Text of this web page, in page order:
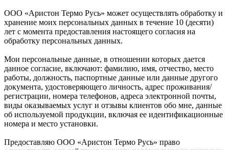
ООО «Аристон Термо Русь» может осуществлять обработку и
хранение моих персональных данных в течение 10 (десяти)
лет с момента предоставления настоящего согласия на
обработку персональных данных.
Мои персональные данные, в отношении которых дается
данное согласие, включают: фамилию, имя, отчество, место
работы, должность, паспортные данные или данные другого
документа, удостоверяющего личность, адрес проживания/
регистрации, номера телефонов, адреса электронной почты,
виды оказываемых услуг и отзывы клиентов обо мне, данные
об используемой продукции, включая ее идентификационные
номера и место установки.
Предоставляю ООО «Аристон Термо Русь» право